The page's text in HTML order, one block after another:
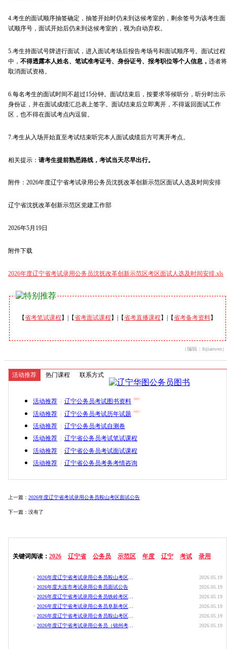
4.考生的面试顺序抽签确定，抽签开始时仍未到达候考室的，剩余签号为该考生面
试顺序号，面试开始后仍未到达候考室的，视为自动弃权。
5.考生持面试号牌进行面试，进入面试考场后报告考场号和面试顺序号。面试过程
中， 不得透露本人姓名、笔试准考证号、身份证号、报考职位等个人信息， 违者将
取消面试资格。
6.每名考生的面试时间不超过15分钟。面试结束后，按要求等候听分，听分时出示
身份证，并在面试成绩汇总表上签字。面试结束后立即离开，不得返回面试工作
区，也不得在面试考点内逗留。
7.考生从入场开始直至考试结束听完本人面试成绩后方可离开考点。
相关提示： 请考生提前熟悉路线，考试当天尽早出行。
附件：2026年度辽宁省考试录用公务员沈抚改革创新示范区面试人选及时间安排
辽宁省沈抚改革创新示范区党建工作部
2026年5月19日
附件下载
2026年度辽宁省考试录用公务员沈抚改革创新示范区考区面试人选及时间安排.xls
【省考笔试课程 】|【省考面试课程 】|【省考直播课程 】|【省考备考资料】
（编辑：fujianwen）
活动推荐 热门课程 联系方式
活动推荐 辽宁公务员考试图书资料
活动推荐 辽宁公务员考试历年试题
活动推荐 辽宁公务员考试自测卷
活动推荐 辽宁省公务员考试笔试课程
活动推荐 辽宁省公务员考试面试课程
活动推荐 辽宁省公务员考务考情咨询
上一篇： 2026年度辽宁省考试录用公务员鞍山考区面试公告
下一篇：没有了
关键词阅读： 2026 辽宁省 公务员 示范区 年度 辽宁 考试 录用
2026年度辽宁省考试录用公务员鞍山考区面试公告
2026.05.19
2026年度大连市考试录用公务员面试公告
2026.05.19
2026年度辽宁省考试录用公务员铁岭考区面试公告
2026.05.19
2026年度辽宁省考试录用公务员阜新考区面试公告
2026.05.19
2026年度辽宁省考试录用公务员鞍山考区面试公告
2026.05.19
2026年度辽宁省考试录用公务员（锦州考区）面试公告
2026.05.19